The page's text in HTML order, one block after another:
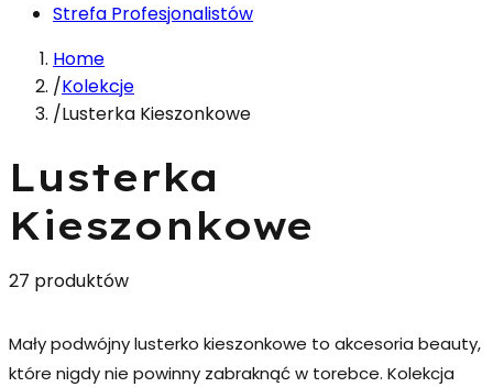
Strefa Profesjonalistów
Home
/Kolekcje
/Lusterka Kieszonkowe
Lusterka
Kieszonkowe
27 produktów
Małypodwójny lusterko kieszonkowe to akcesoria beauty,
które nigdy nie powinny zabraknąć w torebce. Kolekcja